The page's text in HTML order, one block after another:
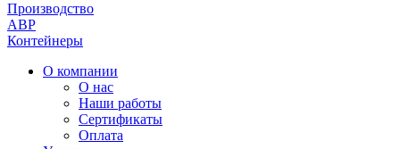
Производство
АВР
Контейнеры
О компании
О нас
Наши работы
Сертификаты
Оплата